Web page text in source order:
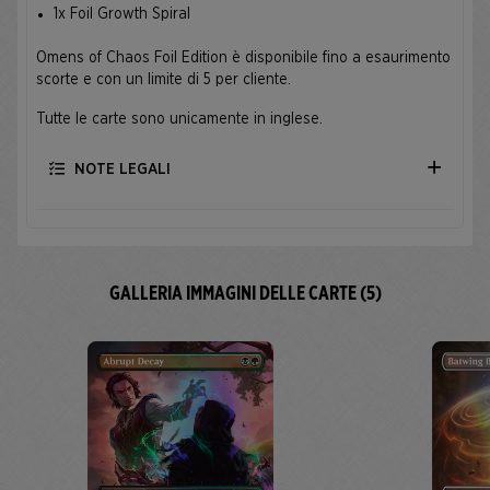
1x Foil Growth Spiral
Omens of Chaos Foil Edition è disponibile fino a esaurimento
scorte e con un limite di 5 per cliente.
Tutte le carte sono unicamente in inglese.
NOTE LEGALI
GALLERIA IMMAGINI DELLE CARTE (5)